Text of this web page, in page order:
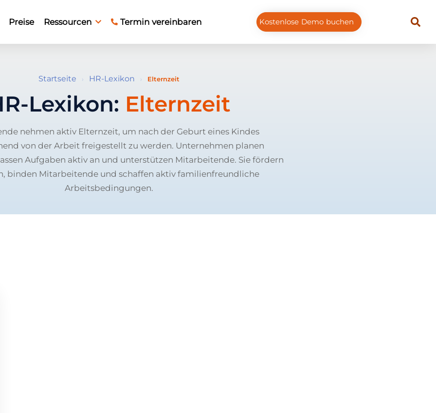
Preise Ressourcen Termin vereinbaren Kostenlose Demo buchen
Startseite › HR-Lexikon › Elternzeit
Lexikon: Elternzeit
nehmen aktiv Elternzeit, um nach der Geburt eines Kindes
von der Arbeit freigestellt zu werden. Unternehmen planen
Aufgaben aktiv an und unterstützen Mitarbeitende. Sie fördern
binden Mitarbeitende und schaffen aktiv familienfreundliche
Arbeitsbedingungen.